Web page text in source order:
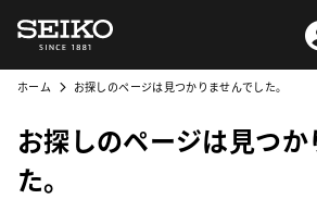
ホーム お探しのページは見つかりませんでした。
お探しのページは見つか
た。